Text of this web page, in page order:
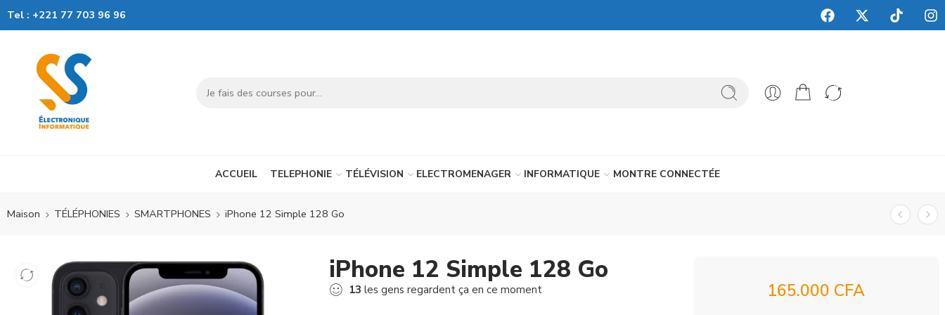
Tel : +221 77 703 96 96
ACCUEIL TELEPHONIE TÉLÉVISION ELECTROMENAGER INFORMATIQUE MONTRE CONNECTÉE
Maison TÉLÉPHONIES SMARTPHONES iPhone 12 Simple 128 Go
iPhone 12 Simple 128 Go
13 les gens regardent ça en ce moment 165.000 CFA